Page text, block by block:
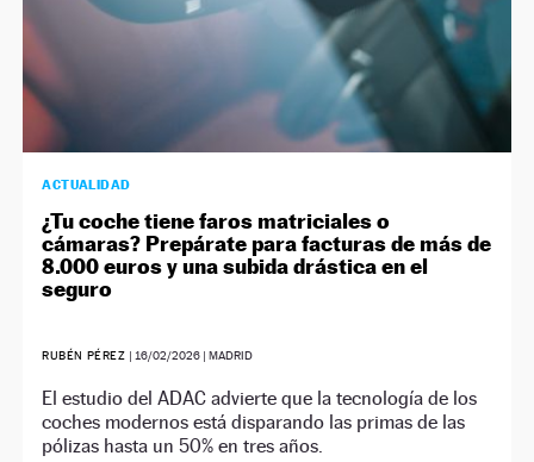
ACTUALIDAD
¿Tu coche tiene faros matriciales o
cámaras? Prepárate para facturas de más de
8.000 euros y una subida drástica en el
seguro
RUBÉN PÉREZ | 16/02/2026 | MADRID
El estudio del ADAC advierte que la tecnología de los
coches modernos está disparando las primas de las
pólizas hasta un 50% en tres años.